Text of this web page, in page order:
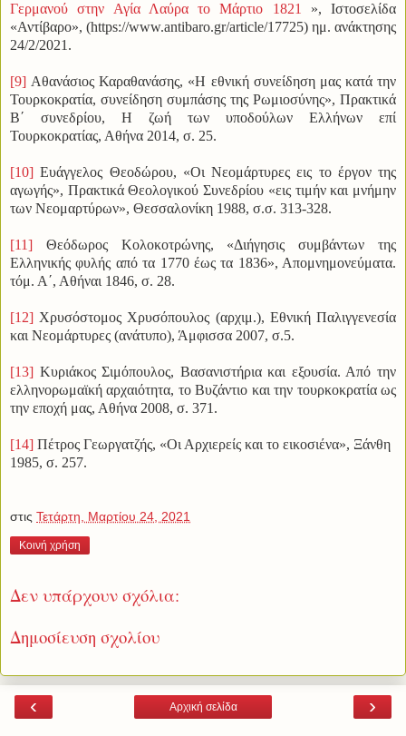
Γερμανού στην Αγία Λαύρα το Μάρτιο 1821 », Ιστοσελίδα
«Αντίβαρο», (https://www.antibaro.gr/article/17725) ημ. ανάκτησης
24/2/2021.
[9] Αθανάσιος Καραθανάσης, «Η εθνική συνείδηση μας κατά την
Τουρκοκρατία, συνείδηση συμπάσης της Ρωμιοσύνης», Πρακτικά
Β΄ συνεδρίου, Η ζωή των υποδούλων Ελλήνων επί
Τουρκοκρατίας, Αθήνα 2014, σ. 25.
[10] Ευάγγελος Θεοδώρου, «Οι Νεομάρτυρες εις το έργον της
αγωγής», Πρακτικά Θεολογικού Συνεδρίου «εις τιμήν και μνήμην
των Νεομαρτύρων», Θεσσαλονίκη 1988, σ.σ. 313-328.
[11] Θεόδωρος Κολοκοτρώνης, «Διήγησις συμβάντων της
Ελληνικής φυλής από τα 1770 έως τα 1836», Απομνημονεύματα.
τόμ. Α΄, Αθήναι 1846, σ. 28.
[12] Χρυσόστομος Χρυσόπουλος (αρχιμ.), Εθνική Παλιγγενεσία
και Νεομάρτυρες (ανάτυπο), Άμφισσα 2007, σ.5.
[13] Κυριάκος Σιμόπουλος, Βασανιστήρια και εξουσία. Από την
ελληνορωμαϊκή αρχαιότητα, το Βυζάντιο και την τουρκοκρατία ως
την εποχή μας, Αθήνα 2008, σ. 371.
[14] Πέτρος Γεωργατζής, «Οι Αρχιερείς και το εικοσιένα», Ξάνθη
1985, σ. 257.
στις Τετάρτη, Μαρτίου 24, 2021
Κοινή χρήση
Δεν υπάρχουν σχόλια:
Δημοσίευση σχολίου
‹ ›
Αρχική σελίδα